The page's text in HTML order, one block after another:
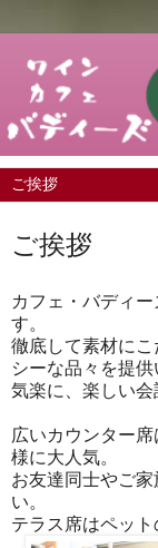
ご挨拶
カフェ・バディ
す。
徹底して素材に
シーな品々を提供
気楽に、楽しい会
広いカウンター
様に大人気。
お友達同士やご
い。
テラス席はペット